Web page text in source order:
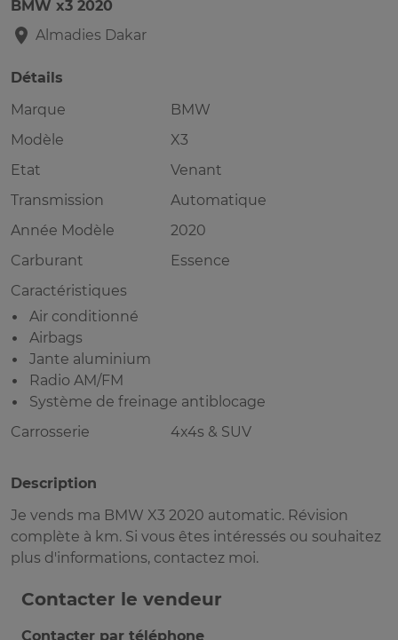
BMW x3 2020
Almadies Dakar
Détails
Marque
BMW
Modèle
X3
Etat
Venant
Transmission
Automatique
Année Modèle
2020
Carburant
Essence
Caractéristiques
Air conditionné
Airbags
Jante aluminium
Radio AM/FM
Système de freinage antiblocage
Carrosserie
4x4s & SUV
Description
Je vends ma BMW X3 2020 automatic. Révision
complète à km. Si vous êtes intéressés ou souhaitez
plus d'informations, contactez moi.
Contacter le vendeur
Contacter par téléphone